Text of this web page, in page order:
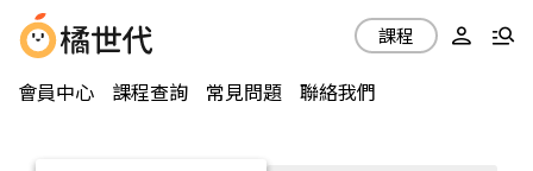
會員中心 課程查詢 常見問題 聯絡我們
課程